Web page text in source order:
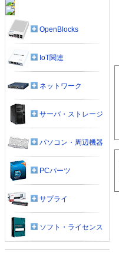
OpenBlocks
IoT関連
ネットワーク
サーバ・ストレージ
パソコン・周辺機器
PCパーツ
サプライ
ソフト・ライセンス